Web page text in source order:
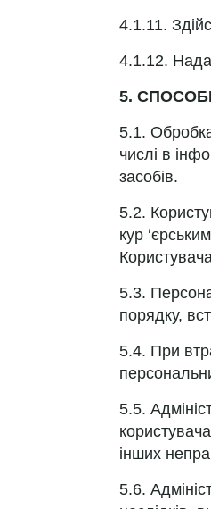
4.1.11.
4.1.12.
5.
5.1.
числі в
засобів.
5.2.
кур
5.3.
порядку,
5.4. При
5.5.
інших
5.6.